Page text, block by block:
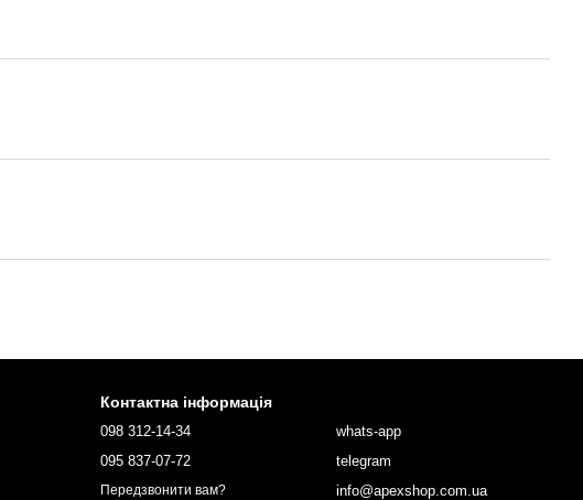
Контактна інформація
098 312-14-34
095 837-07-72
Передзвонити вам?
whats-app
telegram
info@apexshop.com.ua